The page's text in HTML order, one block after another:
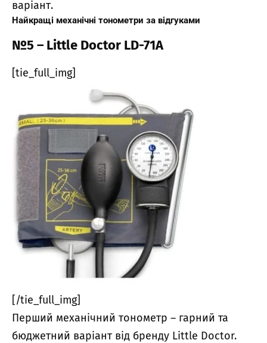
варіант.
Найкращі механічні тонометри за відгуками
№5 – Little Doctor LD-71А
[tie_full_img]
[/tie_full_img]
Перший механічний тонометр – гарний та
бюджетний варіант від бренду Little Doctor.